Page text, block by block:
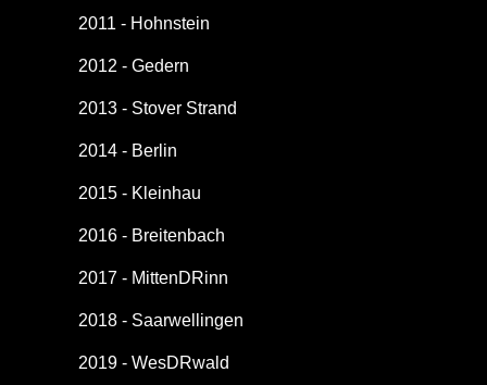
2011 - Hohnstein
2012 - Gedern
2013 - Stover Strand
2014 - Berlin
2015 - Kleinhau
2016 - Breitenbach
2017 - MittenDRinn
2018 - Saarwellingen
2019 - WesDRwald